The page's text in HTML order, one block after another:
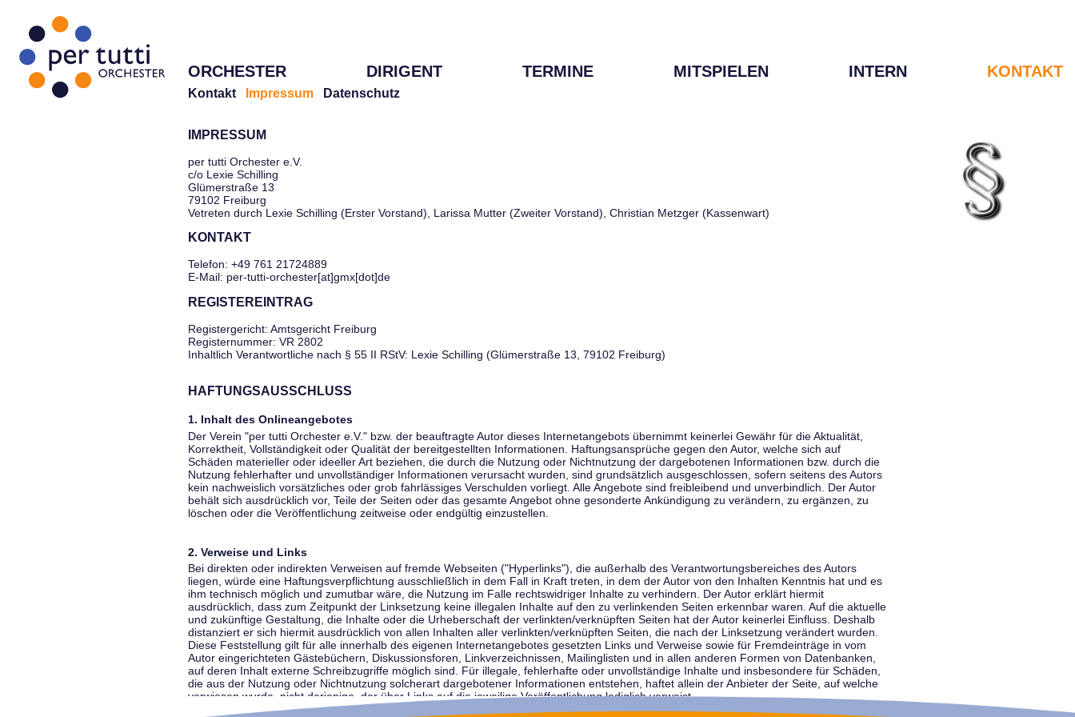
ORCHESTER DIRIGENT TERMINE MITSPIELEN INTERN KONTAKT
Kontakt Impressum Datenschutz
IMPRESSUM
per tutti Orchester e.V.
c/o Lexie Schilling
Glümerstraße 13
79102 Freiburg
Vetreten durch Lexie Schilling (Erster Vorstand), Larissa Mutter (Zweiter Vorstand), Christian Metzger (Kassenwart)
KONTAKT
Telefon: +49 761 21724889
E-Mail: per-tutti-orchester[at]gmx[dot]de
REGISTEREINTRAG
Registergericht: Amtsgericht Freiburg
Registernummer: VR 2802
Inhaltlich Verantwortliche nach § 55 II RStV: Lexie Schilling (Glümerstraße 13, 79102 Freiburg)
HAFTUNGSAUSSCHLUSS
1. Inhalt des Onlineangebotes
Der Verein "per tutti Orchester e.V." bzw. der beauftragte Autor dieses Internetangebots übernimmt keinerlei Gewähr für die Aktualität,
Korrektheit, Vollständigkeit oder Qualität der bereitgestellten Informationen. Haftungsansprüche gegen den Autor, welche sich auf
Schäden materieller oder ideeller Art beziehen, die durch die Nutzung oder Nichtnutzung der dargebotenen Informationen bzw. durch die
Nutzung fehlerhafter und unvollständiger Informationen verursacht wurden, sind grundsätzlich ausgeschlossen, sofern seitens des Autors
kein nachweislich vorsätzliches oder grob fahrlässiges Verschulden vorliegt. Alle Angebote sind freibleibend und unverbindlich. Der Autor
behält sich ausdrücklich vor, Teile der Seiten oder das gesamte Angebot ohne gesonderte Ankündigung zu verändern, zu ergänzen, zu
löschen oder die Veröffentlichung zeitweise oder endgültig einzustellen.
2. Verweise und Links
Bei direkten oder indirekten Verweisen auf fremde Webseiten ("Hyperlinks"), die außerhalb des Verantwortungsbereiches des Autors
liegen, würde eine Haftungsverpflichtung ausschließlich in dem Fall in Kraft treten, in dem der Autor von den Inhalten Kenntnis hat und es
ihm technisch möglich und zumutbar wäre, die Nutzung im Falle rechtswidriger Inhalte zu verhindern. Der Autor erklärt hiermit
ausdrücklich, dass zum Zeitpunkt der Linksetzung keine illegalen Inhalte auf den zu verlinkenden Seiten erkennbar waren. Auf die aktuelle
und zukünftige Gestaltung, die Inhalte oder die Urheberschaft der verlinkten/verknüpften Seiten hat der Autor keinerlei Einfluss. Deshalb
distanziert er sich hiermit ausdrücklich von allen Inhalten aller verlinkten/verknüpften Seiten, die nach der Linksetzung verändert wurden.
Diese Feststellung gilt für alle innerhalb des eigenen Internetangebotes gesetzten Links und Verweise sowie für Fremdeinträge in vom
Autor eingerichteten Gästebüchern, Diskussionsforen, Linkverzeichnissen, Mailinglisten und in allen anderen Formen von Datenbanken,
auf deren Inhalt externe Schreibzugriffe möglich sind. Für illegale, fehlerhafte oder unvollständige Inhalte und insbesondere für Schäden,
die aus der Nutzung oder Nichtnutzung solcherart dargebotener Informationen entstehen, haftet allein der Anbieter der Seite, auf welche
verwiesen wurde, nicht derjenige, der über Links auf die jeweilige Veröffentlichung lediglich verweist.